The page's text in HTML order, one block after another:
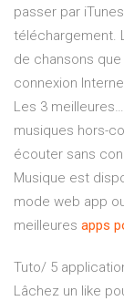
passer par
téléchargement.
de chansons
connexion
Les 3
musiques hors-
écouter sans
Musique est
mode web app
meilleures apps
Tuto/ 5
Lâchez un like